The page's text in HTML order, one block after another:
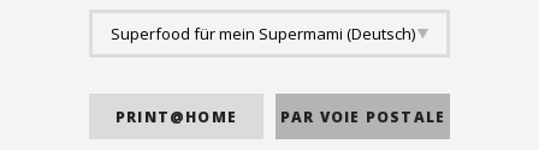
À PROPOS
VOS ÉVÉNEMENTS